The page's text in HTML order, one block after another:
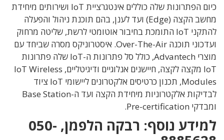
כיום הפתרונות שלה כוללים אינטגרציית IoT ושירותים מיחידת
מחשב הקצה (Edge) ועד לענן, בהם תוכנת ניהול והפעלה
להתקני IoT התומכת בחיבור אוטומטי לרשת, שליטה מרחוק
ועדכוני תוכנה Over-The-Air. איסטרוניקס מסרה שביחד עם
מוצרי Advantech, כולל סל פתרונות ה-IoT שלה פתרונות
IoT מקצה לקצה, חיישנים אנלוגיים ודיגיטליים, IoT Wireless
Modules, תכנון כרטיסים אלקטרונים ליישומי IoT ציוד
לבדיקות אלקטרוניות מיחידת הקצה ועד ה-Base Station
ומבדקי Pre-certification.
למידע נוסף: רבקה הלפמן, 050-